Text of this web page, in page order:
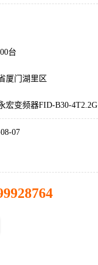
台
厦门湖里区
宏变频器FID-B30-4T2.2G
07